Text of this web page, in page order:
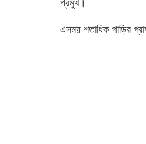
এসময় শতাধিক গাড়ির